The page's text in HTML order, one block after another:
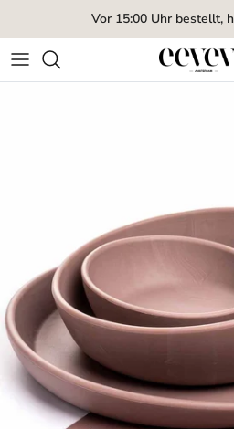
Direkt zum InhaltVor 15:00 Uhr bestellt,